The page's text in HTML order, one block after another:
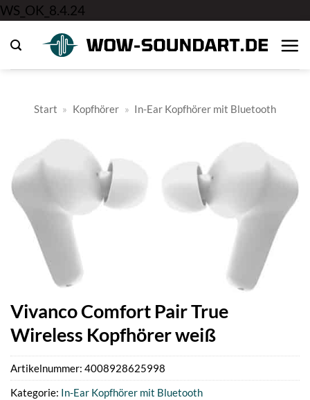
WS_OK_8.4.24
springen
Start » Kopfhörer » In-Ear Kopfhörer mit Bluetooth
Vivanco Comfort Pair True
Wireless Kopfhörer weiß
Artikelnummer: 4008928625998
Kategorie: In-Ear Kopfhörer mit Bluetooth